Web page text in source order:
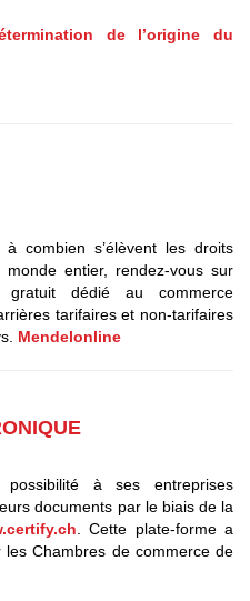
de l’origine du
combien s’élèvent les droits
monde entier, rendez-vous sur
gratuit dédié au commerce
tarifaires et non-tarifaires
Mendelonline
à ses entreprises
documents par le biais de la
. Cette plate-forme a
Chambres de commerce de